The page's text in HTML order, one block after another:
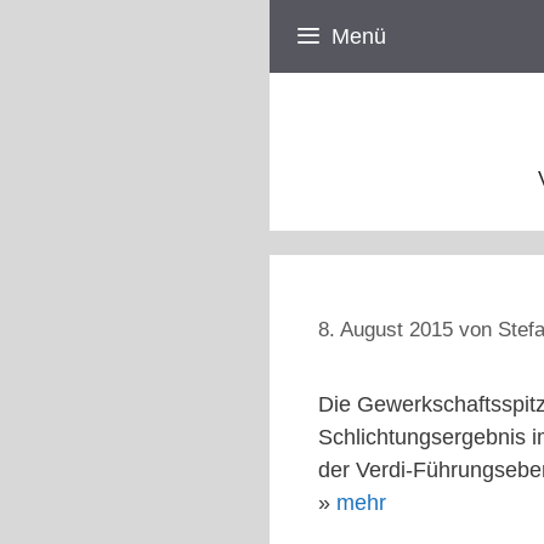
Menü
8. August 2015 von
Die
Schlichtungsergebnis
der Verdi-
» mehr